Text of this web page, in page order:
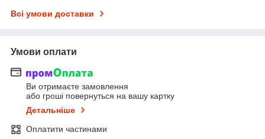
Всі умови доставки
Умови оплати
Ви отримаєте замовлення
або гроші повернуться на вашу картку
Детальніше
Оплатити частинами